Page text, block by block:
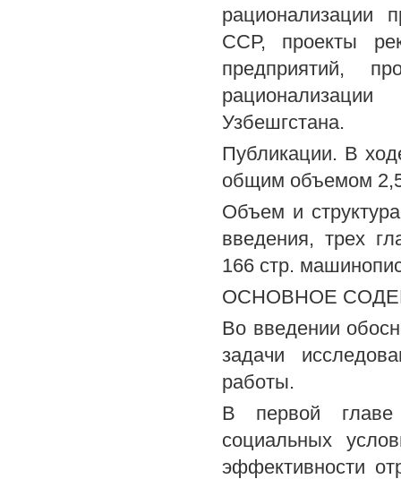
рационализации
ССР, проекты
предприятий,
Узбешгстана.
Публикации. В
общим объемом
Объем и
введения, трех
166 стр.
ОСНОВНОЕ
Во введении
задачи
работы.
В первой главе
социальных
эффективности